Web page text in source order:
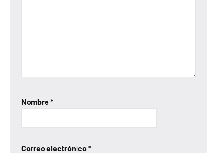
Nombre*
Correo electrónico*